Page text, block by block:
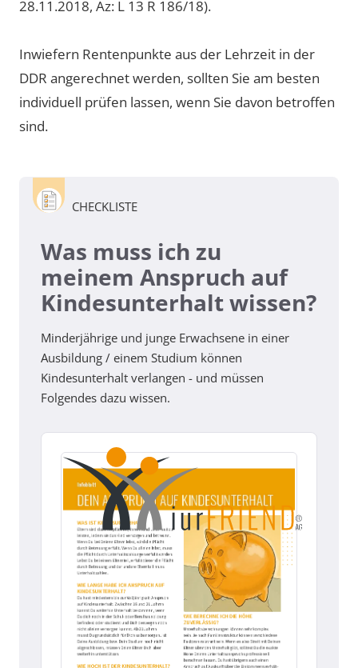
28.11.2018, Az: L 13 R 186/18).
Inwiefern Rentenpunkte aus der Lehrzeit in der
DDR angerechnet werden, sollten Sie am besten
individuell prüfen lassen, wenn Sie davon betroffen
sind.
CHECKLISTE
Was muss ich zu
meinem Anspruch auf
Kindesunterhalt wissen?
Minderjährige und junge Erwachsene in einer
Ausbildung / einem Studium können
Kindesunterhalt verlangen - und müssen
Folgendes dazu wissen.